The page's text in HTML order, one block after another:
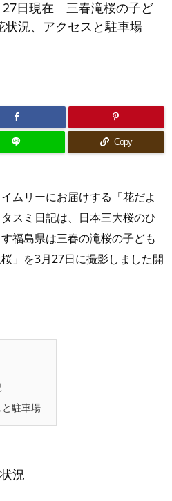
27日現在 三春滝桜の子ど
況、アクセスと駐車場
Copy
ムリーにお届けする「花だよ
スミ日記は、日本三大桜のひ
福島県は三春の滝桜の子ども
」を3月27日に撮影しました開
駐車場
況